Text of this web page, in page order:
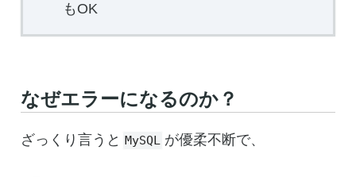
もOK
なぜエラーになるのか？
ざっくり言うと MySQL が優柔不断で、